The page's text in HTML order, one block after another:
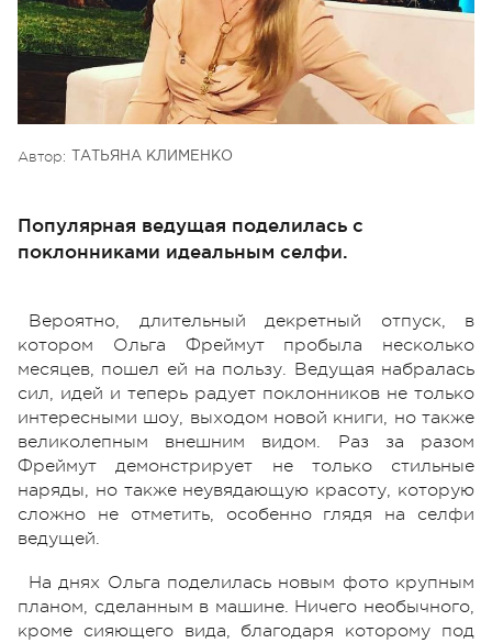
Автор: ТАТЬЯНА КЛИМЕНКО
Популярная ведущая поделилась с
поклонниками идеальным селфи.
Вероятно, длительный декретный отпуск, в
котором Ольга Фреймут пробыла несколько
месяцев, пошел ей на пользу. Ведущая набралась
сил, идей и теперь радует поклонников не только
интересными шоу, выходом новой книги, но также
великолепным внешним видом. Раз за разом
Фреймут демонстрирует не только стильные
наряды, но также неувядающую красоту, которую
сложно не отметить, особенно глядя на селфи
ведущей.
На днях Ольга поделилась новым фото крупным
планом, сделанным в машине. Ничего необычного,
кроме сияющего вида, благодаря которому под